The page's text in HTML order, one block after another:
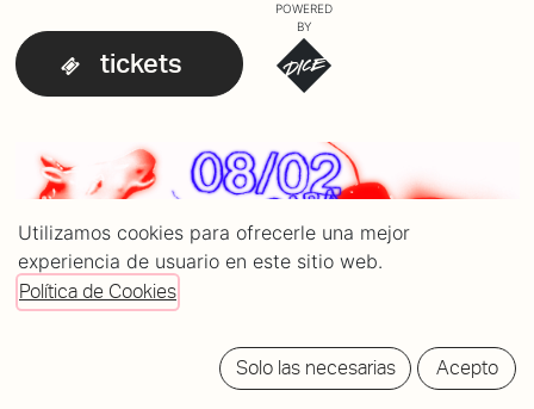
tickets
POWERED
BY
Utilizamos cookies para ofrecerle una mejor
experiencia de usuario en este sitio web.
Política de Cookies
Solo las necesarias Acepto